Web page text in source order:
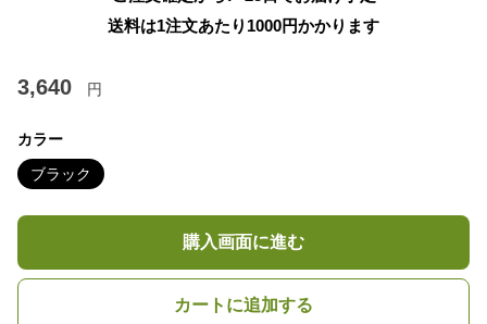
送料は1注文あたり 1000円かかります
3,640 円
カラー
ブラック
購入画面に進む
カートに追加する